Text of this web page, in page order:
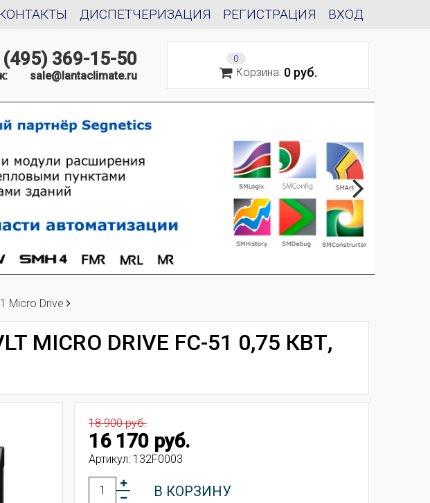
ВХОД
РЕГИСТРАЦИЯ
ДИСПЕТЧЕРИЗАЦИЯ
(495) 369-15-50
sale@lantaclimate.ru
0
Корзина: 0 руб.
Micro Drive
MICRO DRIVE FC-51 0,75 КВТ,
18 900 руб.
16 170 руб.
Артикул: 132F0003
В КОРЗИНУ